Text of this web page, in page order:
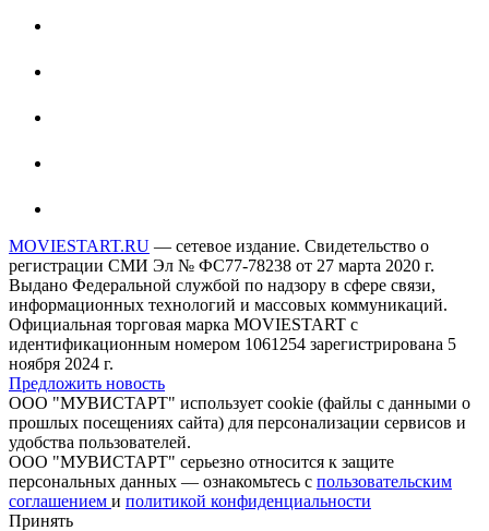
MOVIESTART.RU — сетевое издание. Свидетельство о
регистрации СМИ Эл № ФС77-78238 от 27 марта 2020 г.
Выдано Федеральной службой по надзору в сфере связи,
информационных технологий и массовых коммуникаций.
Официальная торговая марка MOVIESTART с
идентификационным номером 1061254 зарегистрирована 5
ноября 2024 г.
Предложить новость
ООО "МУВИСТАРТ" использует cookie (файлы с данными о
прошлых посещениях сайта) для персонализации сервисов и
удобства пользователей.
ООО "МУВИСТАРТ" серьезно относится к защите
персональных данных — ознакомьтесь с пользовательским
соглашением и политикой конфиденциальности
Принять